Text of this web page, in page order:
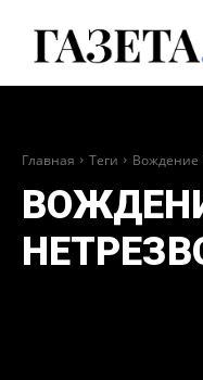
Главная Теги Вождение